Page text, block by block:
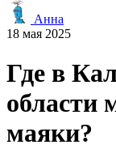
Анна
18 мая 2025
Где в
области
маяки?